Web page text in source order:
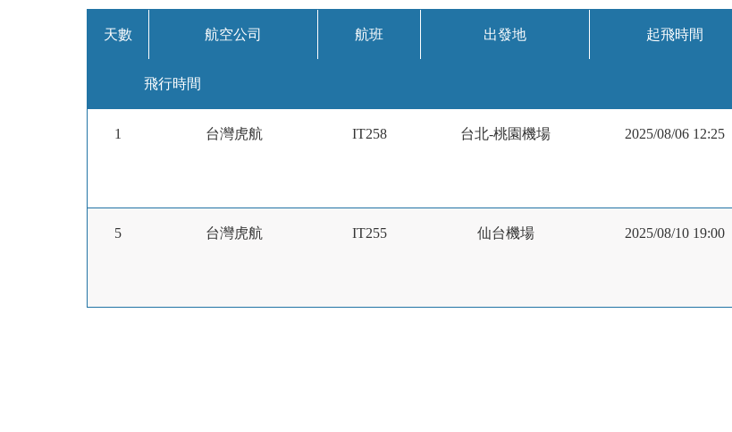
天數 航空公司 航班 出發地 起飛時間
飛行時間
1 台灣虎航 IT258 台北-桃園機場 2025/08/06 12:25
5 台灣虎航 IT255 仙台機場 2025/08/10 19:00